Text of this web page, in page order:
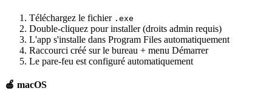
Téléchargez le fichier .exe
Double-cliquez pour installer (droits admin requis)
L'app s'installe dans Program Files automatiquement
Raccourci créé sur le bureau + menu Démarrer
Le pare-feu est configuré automatiquement
🍎 macOS